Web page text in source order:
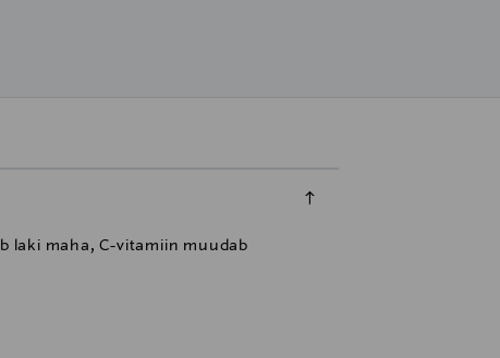
laki maha, C-vitamiin muudab